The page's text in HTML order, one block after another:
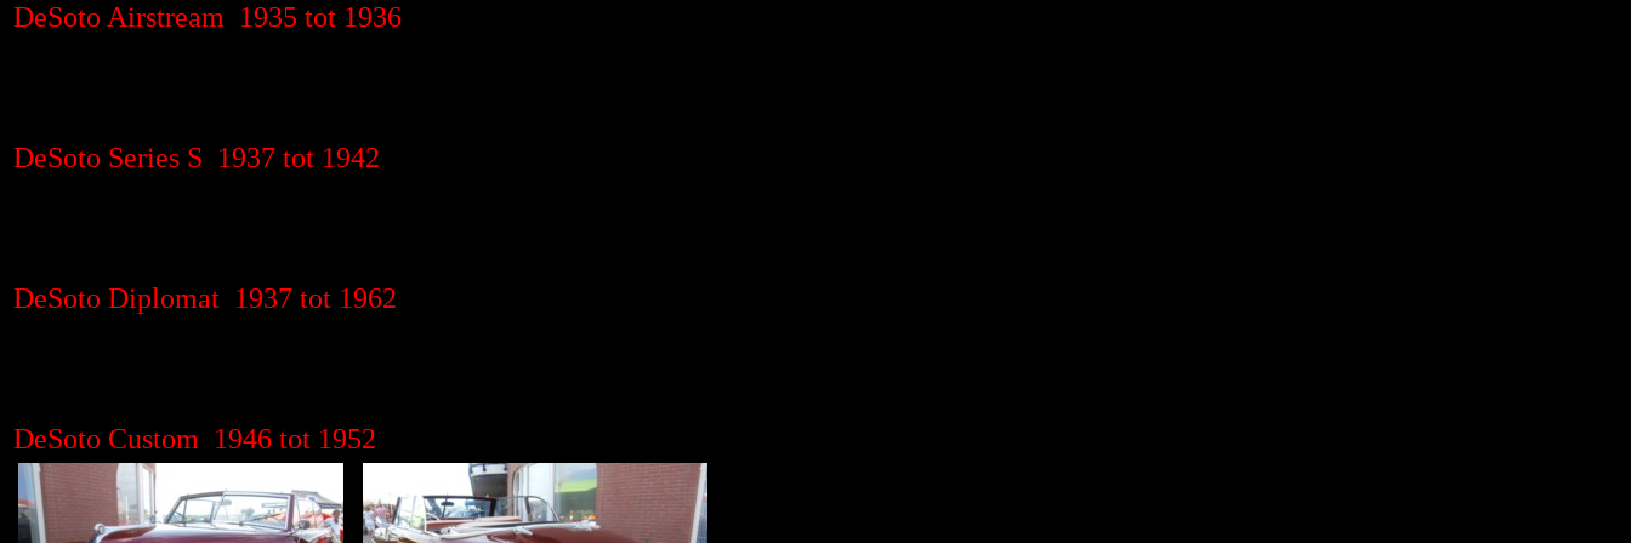
DeSoto Airstream 1935 tot 1936
DeSoto Series S 1937 tot 1942
DeSoto Diplomat 1937 tot 1962
DeSoto Custom 1946 tot 1952